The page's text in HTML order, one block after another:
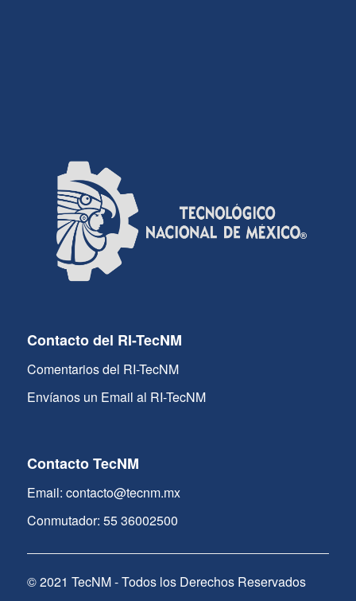
Contacto del RI-TecNM
Comentarios del RI-TecNM
Envíanos un Email al RI-TecNM
Contacto TecNM
Email: contacto@tecnm.mx
Conmutador: 55 36002500
© 2021 TecNM - Todos los Derechos Reservados